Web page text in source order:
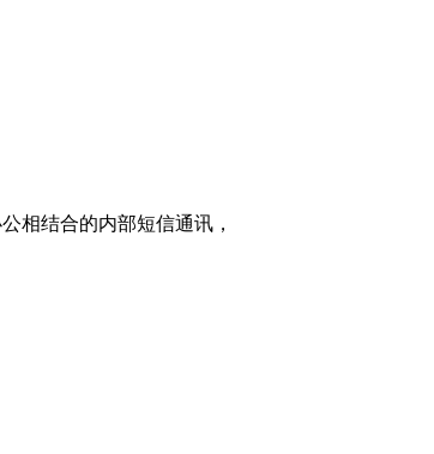
相结合的内部短信通讯，